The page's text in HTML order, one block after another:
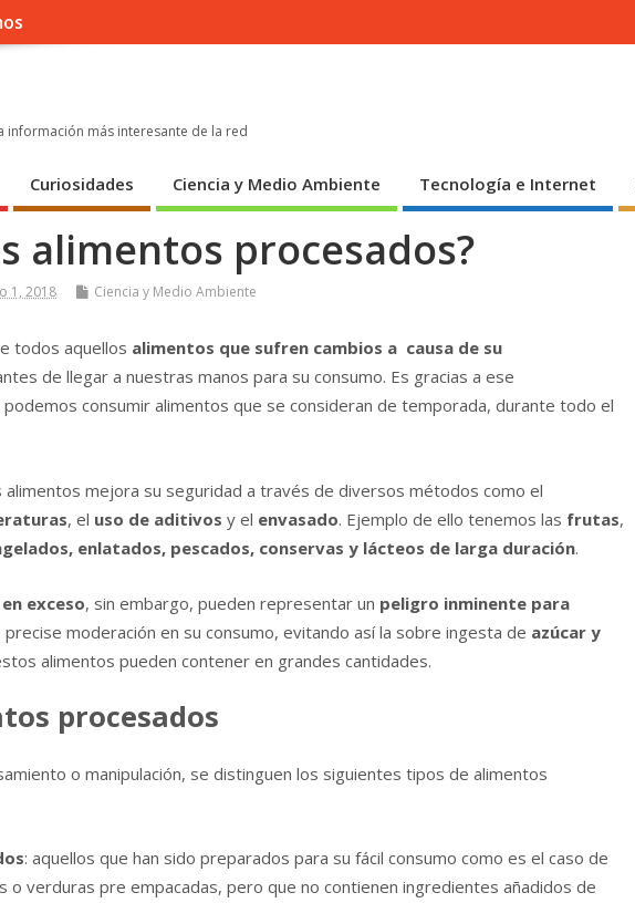
información más interesante de la red
Curiosidades Ciencia y Medio Ambiente Tecnología e Internet
alimentos procesados?
1, 2018 Ciencia y Medio Ambiente
todos aquellos alimentos que sufren cambios a causa de su
de llegar a nuestras manos para su consumo. Es gracias a ese
consumir alimentos que se consideran de temporada, durante todo el
alimentos mejora su seguridad a través de diversos métodos como el
, el uso de aditivos y el envasado. Ejemplo de ello tenemos las frutas,
enlatados, pescados, conservas y lácteos de larga duración.
exceso, sin embargo, pueden representar un peligro inminente para
precise moderación en su consumo, evitando así la sobre ingesta de azúcar y
alimentos pueden contener en grandes cantidades.
procesados
o manipulación, se distinguen los siguientes tipos de alimentos
: aquellos que han sido preparados para su fácil consumo como es el caso de
o verduras pre empacadas, pero que no contienen ingredientes añadidos de